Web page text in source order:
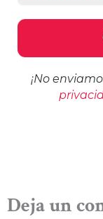
¡No
Deja un